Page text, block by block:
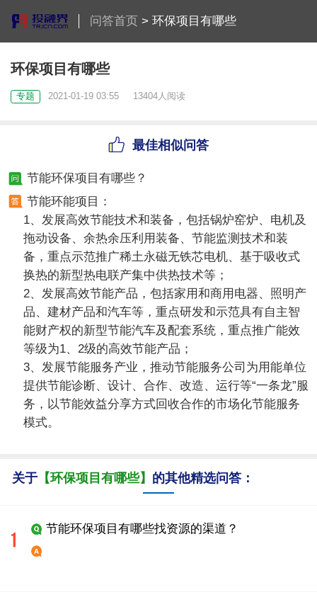
问答首页> 环保项目有哪些
环保项目有哪些
专题 2021-01-19 03:55 13404人阅读
最佳相似问答
节能环保项目有哪些？
节能环能项目：
1、发展高效节能技术和装备，包括锅炉窑炉、电机及
拖动设备、余热余压利用装备、节能监测技术和装
备，重点示范推广稀土永磁无铁芯电机、基于吸收式
换热的新型热电联产集中供热技术等；
2、发展高效节能产品，包括家用和商用电器、照明产
品、建材产品和汽车等，重点研发和示范具有自主智
能财产权的新型节能汽车及配套系统，重点推广能效
等级为1、2级的高效节能产品；
3、发展节能服务产业，推动节能服务公司为用能单位
提供节能诊断、设计、合作、改造、运行等“一条龙”服
务，以节能效益分享方式回收合作的市场化节能服务
模式。
关于【环保项目有哪些】 的其他精选问答：
节能环保项目有哪些找资源的渠道？